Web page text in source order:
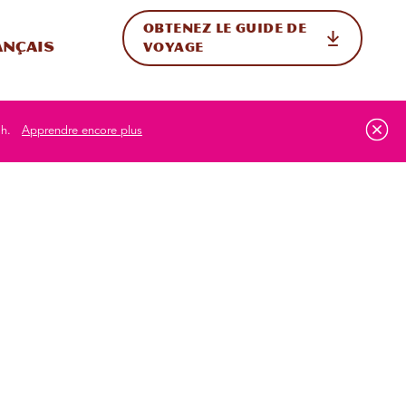
le site
vers l'international
OBTENEZ LE GUIDE DE
VOYAGE
Apprendre encore plus